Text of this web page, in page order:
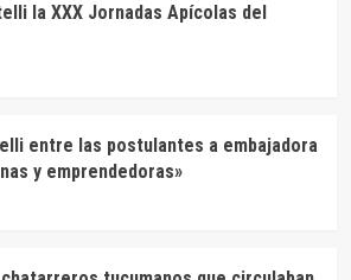
la XXX Jornadas Apícolas del
entre las postulantes a embajadora
y emprendedoras»